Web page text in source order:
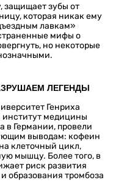
защищает зубы от
которая никак ему
лавкам»
мифы о
но некоторые
ЛЕГЕНДЫ
Генриха
институт медицины
Германии, провели
выводам: кофеин
клеточный цикл,
мышцу. Более того, в
риск развития
образования тромбоза